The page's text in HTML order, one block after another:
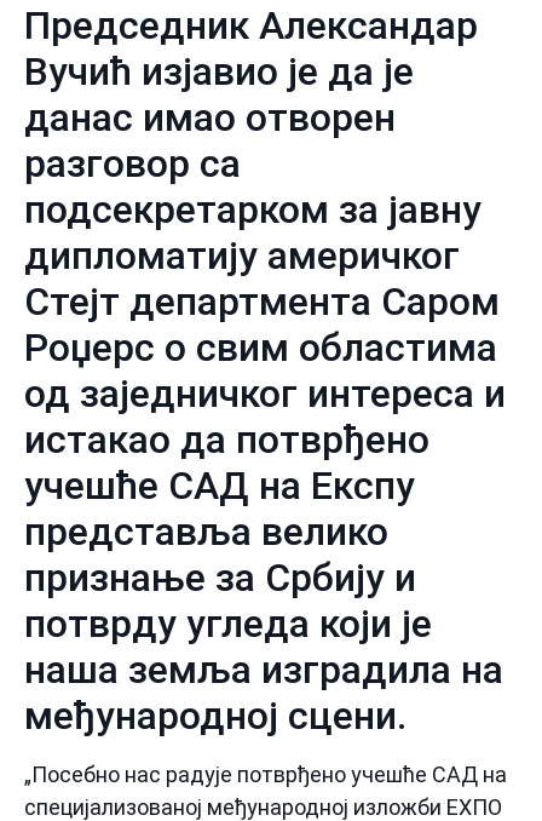
Председник Александар
Вучић изјавио је да је
данас имао отворен
разговор са
подсекретарком за јавну
дипломатију америчког
Стејт департмента Саром
Роџерс о свим областима
од заједничког интереса и
истакао да потврђено
учешће САД на Експу
представља велико
признање за Србију и
потврду угледа који је
наша земља изградила на
међународној сцени.
„Посебно нас радује потврђено учешће САД на
специјализованој међународној изложби ЕXПО